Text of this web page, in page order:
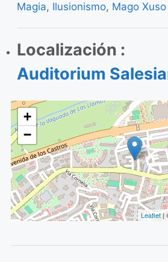
Magia, Ilusionismo, Mago Xuso
Localización :
Auditorium
+
−
Leaflet|